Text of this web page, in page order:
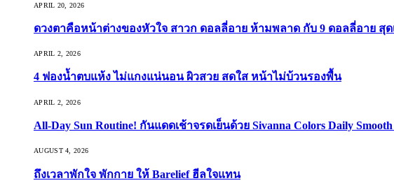
APRIL 20, 2026
ดวงตาคือหน้าต่างของหัวใจ สาวก ดอลลี่อาย ห้ามพลาด กับ 9 ดอลลี่อาย สุด
APRIL 2, 2026
4 ฟองน้ำตบแห้ง ไม่แกงแน่นอน ผิวสวย สดใส หน้าไม่บ้วนรองพื้น
APRIL 2, 2026
All-Day Sun Routine! กันแดดเช้าจรดเย็นด้วย Sivanna Colors Daily
AUGUST 4, 2026
ถึงเวลาพักใจ พักกาย ให้ Barelief ฮีลใจแทน